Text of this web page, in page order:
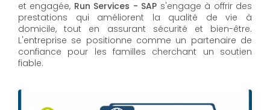
et engagée, Run Services - SAP s'engage à offrir des
prestations qui améliorent la qualité de vie à
domicile, tout en assurant sécurité et bien-être.
L'entreprise se positionne comme un partenaire de
confiance pour les familles cherchant un soutien
fiable.